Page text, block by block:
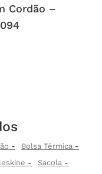
Cordão –
Bolsa Térmica
Sacola